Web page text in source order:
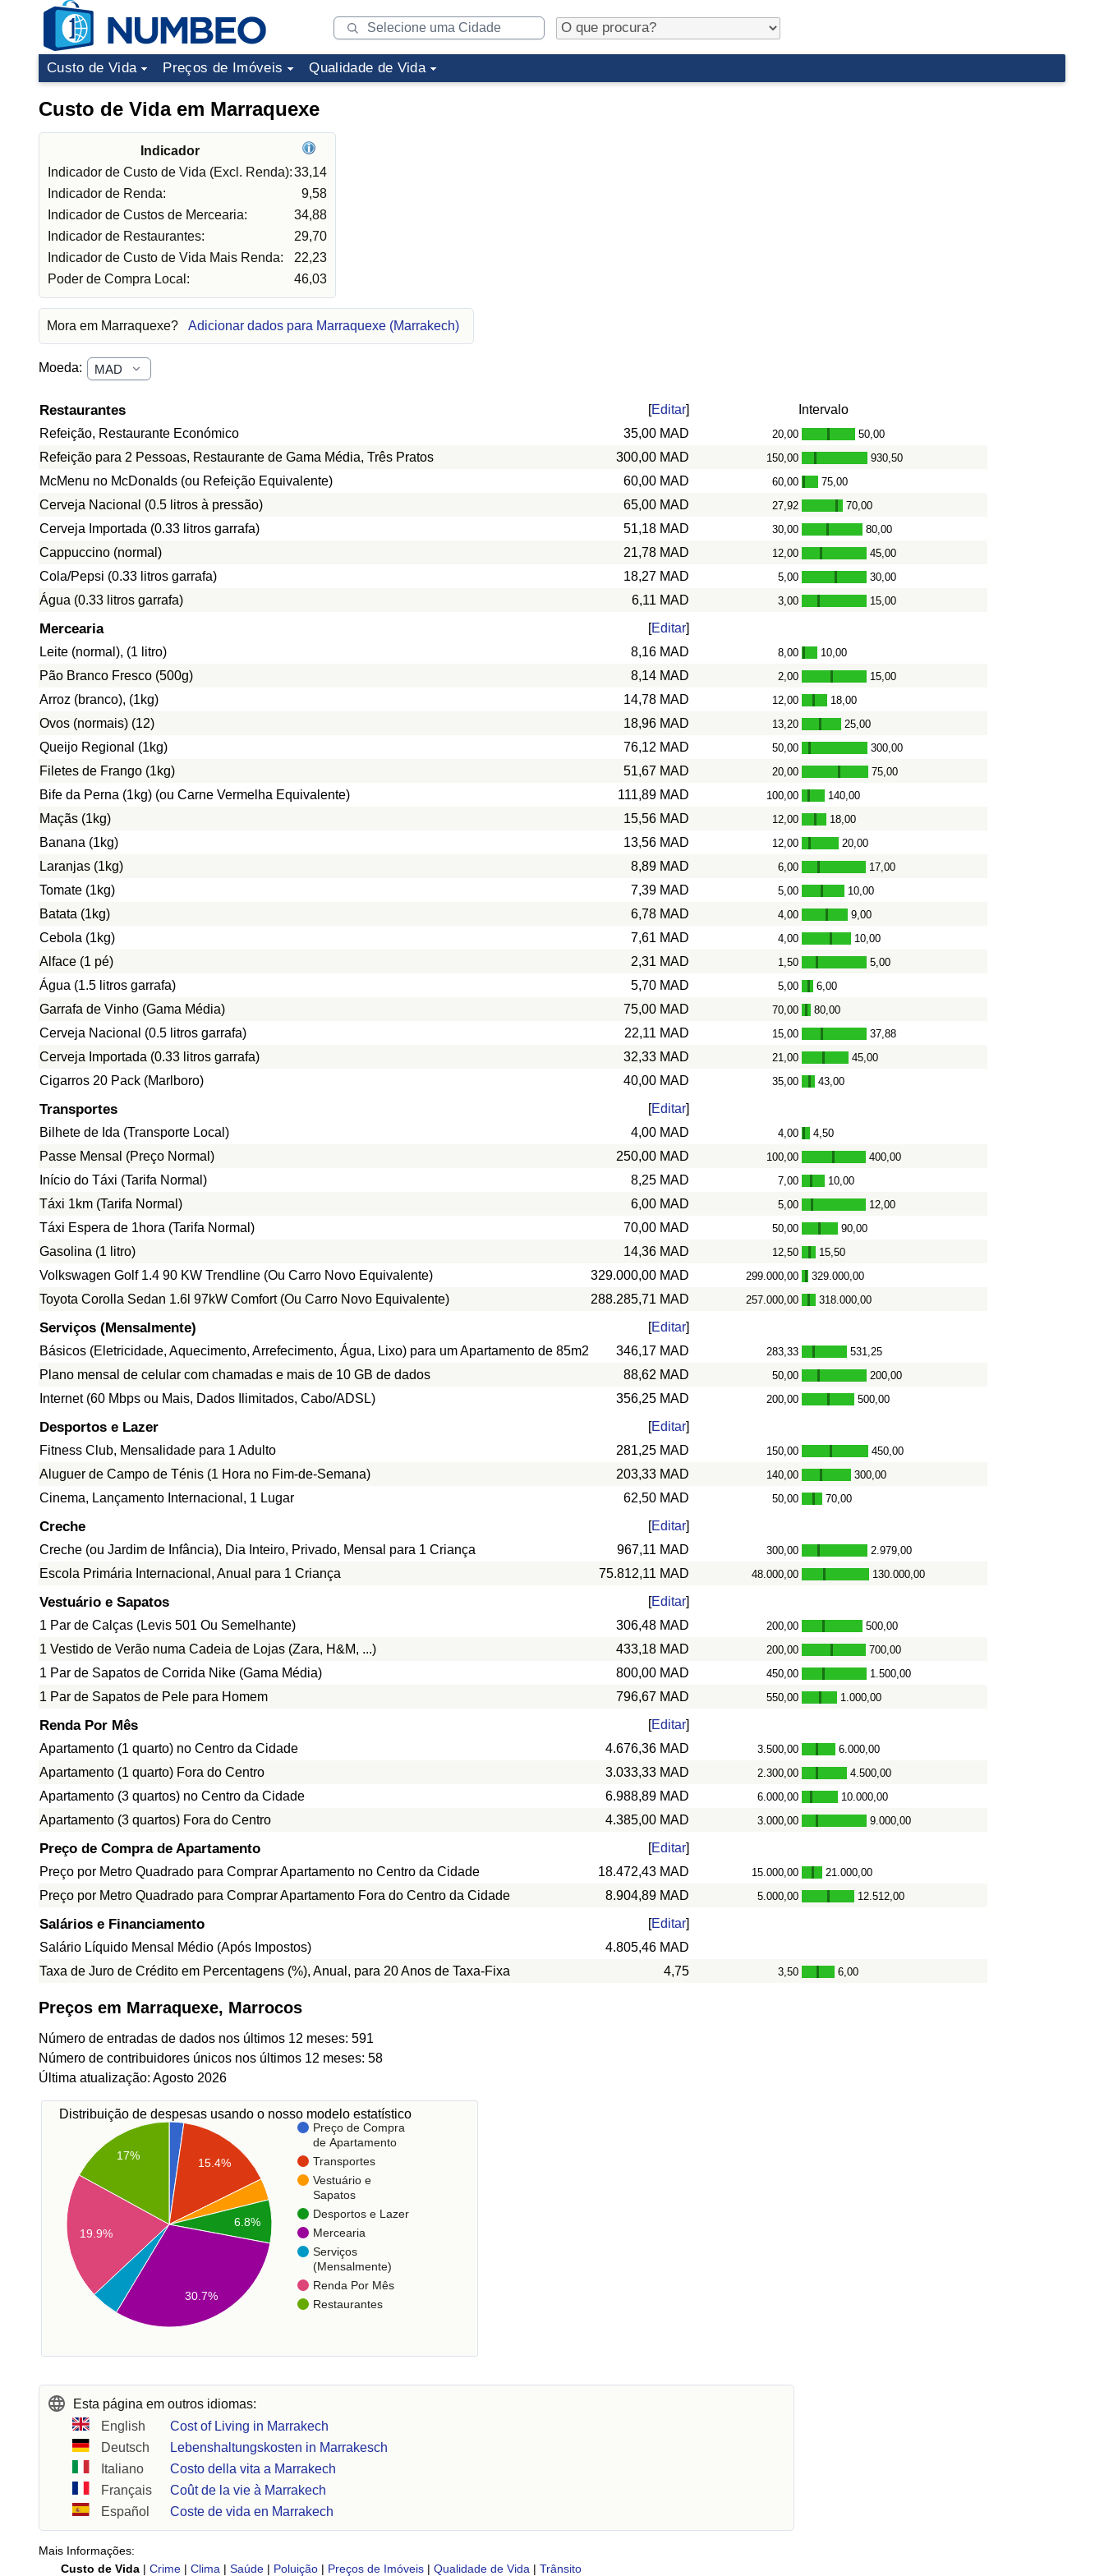
Custo de Vida Preços de Imóveis Qualidade de Vida
Custo de Vida em Marraquexe
Indicador
Indicador de Custo de Vida (Excl. Renda):33,14
Indicador de Renda:
9,58
Indicador de Custos de Mercearia:
34,88
Indicador de Restaurantes:
29,70
Indicador de Custo de Vida Mais Renda:
22,23
Poder de Compra Local:
46,03
Mora em Marraquexe? Adicionar dados para Marraquexe (Marrakech)
Moeda:
Restaurantes [Editar]
Intervalo
Refeição, Restaurante Económico
35,00 MAD 20,00 - 50,00
Refeição para 2 Pessoas, Restaurante de Gama Média, Três Pratos 300,00 MAD 150,00 - 930,50
McMenu no McDonalds (ou Refeição Equivalente) 60,00 MAD 60,00 - 75,00
Cerveja Nacional (0.5 litros à pressão) 65,00 MAD 27,92 - 70,00
Cerveja Importada (0.33 litros garrafa) 51,18 MAD 30,00 - 80,00
Cappuccino (normal) 21,78 MAD 12,00 - 45,00
Cola/Pepsi (0.33 litros garrafa) 18,27 MAD 5,00 - 30,00
Água (0.33 litros garrafa) 6,11 MAD 3,00 - 15,00
Mercearia [Editar]
Leite (normal), (1 litro)
8,16 MAD 8,00 - 10,00
Pão Branco Fresco (500g) 8,14 MAD 2,00 - 15,00
Arroz (branco), (1kg) 14,78 MAD 12,00 - 18,00
Ovos (normais) (12) 18,96 MAD 13,20 - 25,00
Queijo Regional (1kg) 76,12 MAD 50,00 - 300,00
Filetes de Frango (1kg) 51,67 MAD 20,00 - 75,00
Bife da Perna (1kg) (ou Carne Vermelha Equivalente) 111,89 MAD 100,00 - 140,00
Maçãs (1kg) 15,56 MAD 12,00 - 18,00
Banana (1kg) 13,56 MAD 12,00 - 20,00
Laranjas (1kg) 8,89 MAD 6,00 - 17,00
Tomate (1kg) 7,39 MAD 5,00 - 10,00
Batata (1kg) 6,78 MAD 4,00 - 9,00
Cebola (1kg) 7,61 MAD 4,00 - 10,00
Alface (1 pé) 2,31 MAD 1,50 - 5,00
Água (1.5 litros garrafa) 5,70 MAD 5,00 - 6,00
Garrafa de Vinho (Gama Média) 75,00 MAD 70,00 - 80,00
Cerveja Nacional (0.5 litros garrafa) 22,11 MAD 15,00 - 37,88
Cerveja Importada (0.33 litros garrafa) 32,33 MAD 21,00 - 45,00
Cigarros 20 Pack (Marlboro) 40,00 MAD 35,00 - 43,00
Transportes [Editar]
Bilhete de Ida (Transporte Local)
4,00 MAD 4,00 - 4,50
Passe Mensal (Preço Normal) 250,00 MAD 100,00 - 400,00
Início do Táxi (Tarifa Normal) 8,25 MAD 7,00 - 10,00
Táxi 1km (Tarifa Normal) 6,00 MAD 5,00 - 12,00
Táxi Espera de 1hora (Tarifa Normal) 70,00 MAD 50,00 - 90,00
Gasolina (1 litro) 14,36 MAD 12,50 - 15,50
Volkswagen Golf 1.4 90 KW Trendline (Ou Carro Novo Equivalente) 329.000,00 MAD 299.000,00 - 329.000,00
Toyota Corolla Sedan 1.6l 97kW Comfort (Ou Carro Novo Equivalente) 288.285,71 MAD 257.000,00 - 318.000,00
Serviços (Mensalmente) [Editar]
Básicos (Eletricidade, Aquecimento, Arrefecimento, Água, Lixo) para um Apartamento de 85m2
346,17 MAD 283,33 - 531,25
Plano mensal de celular com chamadas e mais de 10 GB de dados 88,62 MAD 50,00 - 200,00
Internet (60 Mbps ou Mais, Dados Ilimitados, Cabo/ADSL) 356,25 MAD 200,00 - 500,00
Desportos e Lazer [Editar]
Fitness Club, Mensalidade para 1 Adulto
281,25 MAD 150,00 - 450,00
Aluguer de Campo de Ténis (1 Hora no Fim-de-Semana) 203,33 MAD 140,00 - 300,00
Cinema, Lançamento Internacional, 1 Lugar 62,50 MAD 50,00 - 70,00
Creche [Editar]
Creche (ou Jardim de Infância), Dia Inteiro, Privado, Mensal para 1 Criança
967,11 MAD 300,00 - 2.979,00
Escola Primária Internacional, Anual para 1 Criança 75.812,11 MAD 48.000,00 - 130.000,00
Vestuário e Sapatos [Editar]
1 Par de Calças (Levis 501 Ou Semelhante)
306,48 MAD 200,00 - 500,00
1 Vestido de Verão numa Cadeia de Lojas (Zara, H&M, ...) 433,18 MAD 200,00 - 700,00
1 Par de Sapatos de Corrida Nike (Gama Média) 800,00 MAD 450,00 - 1.500,00
1 Par de Sapatos de Pele para Homem 796,67 MAD 550,00 - 1.000,00
Renda Por Mês [Editar]
Apartamento (1 quarto) no Centro da Cidade
4.676,36 MAD 3.500,00 - 6.000,00
Apartamento (1 quarto) Fora do Centro 3.033,33 MAD 2.300,00 - 4.500,00
Apartamento (3 quartos) no Centro da Cidade 6.988,89 MAD 6.000,00 - 10.000,00
Apartamento (3 quartos) Fora do Centro 4.385,00 MAD 3.000,00 - 9.000,00
Preço de Compra de Apartamento [Editar]
Preço por Metro Quadrado para Comprar Apartamento no Centro da Cidade
18.472,43 MAD 15.000,00 - 21.000,00
Preço por Metro Quadrado para Comprar Apartamento Fora do Centro da Cidade 8.904,89 MAD 5.000,00 - 12.512,00
Salários e Financiamento [Editar]
Salário Líquido Mensal Médio (Após Impostos)
4.805,46 MAD
Taxa de Juro de Crédito em Percentagens (%), Anual, para 20 Anos de Taxa-Fixa
4,75 3,50 - 6,00
Preços em Marraquexe, Marrocos
Número de entradas de dados nos últimos 12 meses: 591
Número de contribuidores únicos nos últimos 12 meses: 58
Última atualização: Agosto 2026
Distribuição de despesas usando o nosso modelo estatístico
Preço de Compra
de Apartamento
Transportes
Vestuário e
Sapatos
Desportos e Lazer
Mercearia
Serviços
(Mensalmente)
Renda Por Mês
Restaurantes
15.4%
6.8%
17%
19.9%
30.7%
Esta página em outros idiomas:
English
Cost of Living in Marrakech
Deutsch
Lebenshaltungskosten in Marrakesch
Italiano
Costo della vita a Marrakech
Français
Coût de la vie à Marrakech
Español
Coste de vida en Marrakech
Mais Informações:
Custo de Vida | Crime | Clima | Saúde | Poluição | Preços de Imóveis | Qualidade de Vida | Trânsito